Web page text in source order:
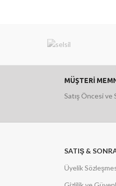
MÜŞTERİ
Satış Öncesi
SATIŞ &
Üyelik